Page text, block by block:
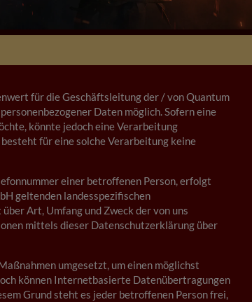
für die Geschäftsleitung der / von Quantum
Daten möglich. Sofern eine
könnte jedoch eine Verarbeitung
für eine solche Verarbeitung keine
einer betroffenen Person, erfolgt
geltenden landesspezifischen
Art, Umfang und Zweck der von uns
mittels dieser Datenschutzerklärung über
umgesetzt, um einen möglichst
können Internetbasierte Datenübertragungen
Grund steht es jeder betroffenen Person frei,